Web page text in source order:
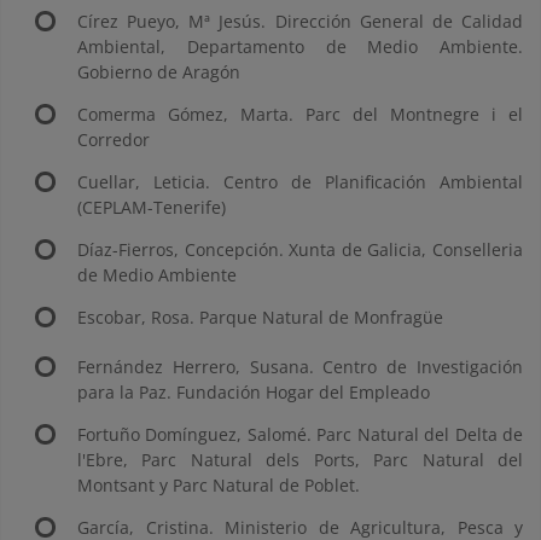
Círez Pueyo, Mª Jesús. Dirección General de Calidad
Ambiental, Departamento de Medio Ambiente.
Gobierno de Aragón
Comerma Gómez, Marta. Parc del Montnegre i el
Corredor
Cuellar, Leticia. Centro de Planificación Ambiental
(CEPLAM-Tenerife)
Díaz-Fierros, Concepción. Xunta de Galicia, Conselleria
de Medio Ambiente
Escobar, Rosa. Parque Natural de Monfragüe
Fernández Herrero, Susana. Centro de Investigación
para la Paz. Fundación Hogar del Empleado
Fortuño Domínguez, Salomé. Parc Natural del Delta de
l'Ebre, Parc Natural dels Ports, Parc Natural del
Montsant y Parc Natural de Poblet.
García, Cristina. Ministerio de Agricultura, Pesca y